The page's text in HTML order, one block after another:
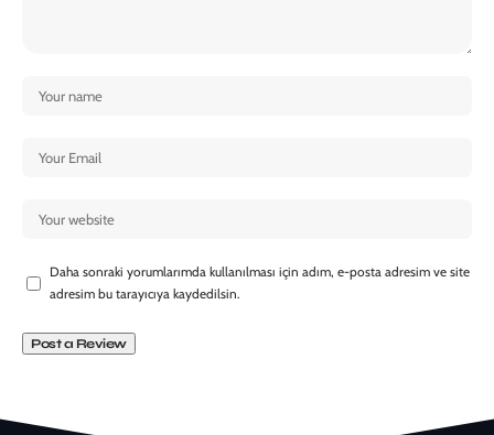
Daha sonraki yorumlarımda kullanılması için adım, e-posta adresim ve site
adresim bu tarayıcıya kaydedilsin.